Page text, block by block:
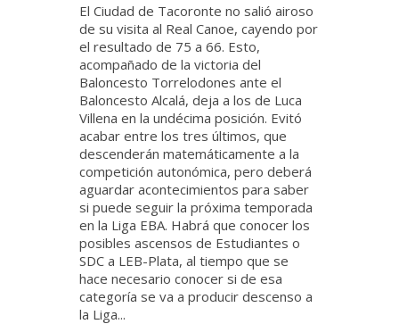
El Ciudad de Tacoronte no salió airoso
de su visita al Real Canoe, cayendo por
el resultado de 75 a 66. Esto,
acompañado de la victoria del
Baloncesto Torrelodones ante el
Baloncesto Alcalá, deja a los de Luca
Villena en la undécima posición. Evitó
acabar entre los tres últimos, que
descenderán matemáticamente a la
competición autonómica, pero deberá
aguardar acontecimientos para saber
si puede seguir la próxima temporada
en la Liga EBA. Habrá que conocer los
posibles ascensos de Estudiantes o
SDC a LEB-Plata, al tiempo que se
hace necesario conocer si de esa
categoría se va a producir descenso a
la Liga...